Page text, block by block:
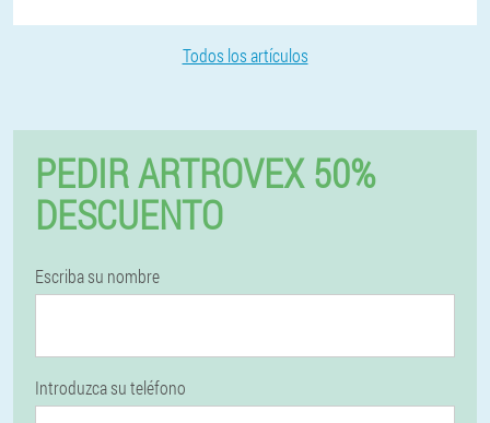
Todos los artículos
PEDIR ARTROVEX 50%
DESCUENTO
Escriba su nombre
Introduzca su teléfono